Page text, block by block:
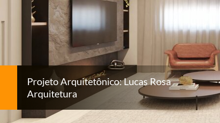
Projeto Arquitetônico: Lucas Rosa
Arquitetura